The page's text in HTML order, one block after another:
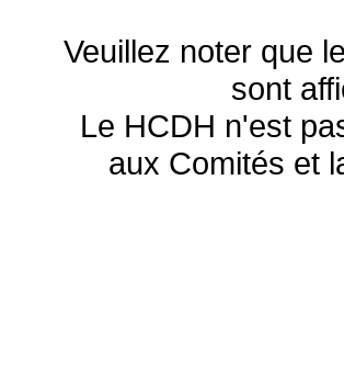
Veuillez noter que
sont
Le HCDH n'est
aux Comités et